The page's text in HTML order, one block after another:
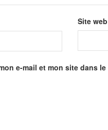
Site web
e-mail et mon site dans